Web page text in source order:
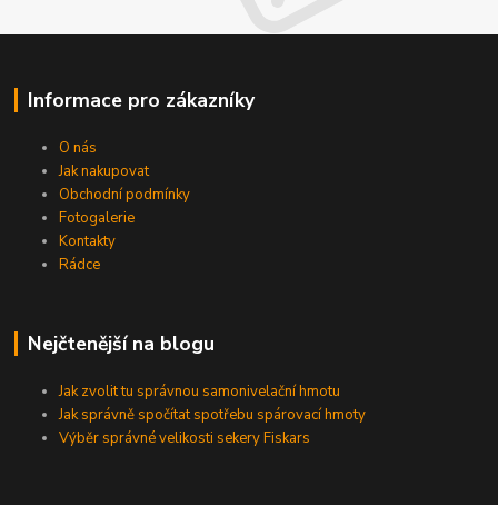
Informace pro zákazníky
O nás
Jak nakupovat
Obchodní podmínky
Fotogalerie
Kontakty
Rádce
Nejčtenější na blogu
Jak zvolit tu správnou samonivelační hmotu
Jak správně spočítat spotřebu spárovací hmoty
Výběr správné velikosti sekery Fiskars